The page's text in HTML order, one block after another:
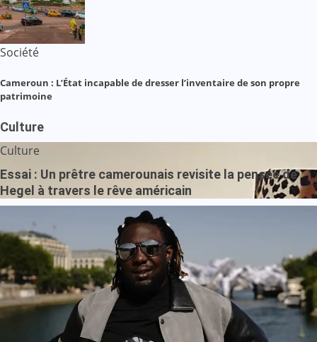
Société
Cameroun : L’État incapable de dresser l’inventaire de son propre
patrimoine
Culture
Culture
Essai : Un prêtre camerounais revisite la pensée de
Hegel à travers le rêve américain